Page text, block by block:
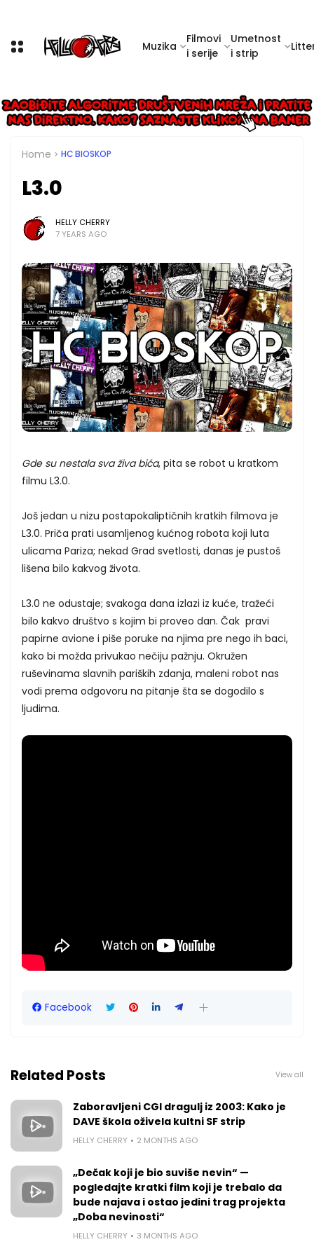
Muzika
Filmovi
i serije
Umetnost
i strip
Home HC BIOSKOP
L3.0
HELLY CHERRY
7 YEARS AGO
Gde su nestala sva živa bića, pita se robot u kratkom
filmu L3.0.
Još jedan u nizu postapokaliptičnih kratkih filmova je
L3.0. Priča prati usamljenog kućnog robota koji luta
ulicama Pariza; nekad Grad svetlosti, danas je pustoš
lišena bilo kakvog života.
L3.0 ne odustaje; svakoga dana izlazi iz kuće, tražeći
bilo kakvo društvo s kojim bi proveo dan. Čak pravi
papirne avione i piše poruke na njima pre nego ih baci,
kako bi možda privukao nečiju pažnju. Okružen
ruševinama slavnih pariških zdanja, maleni robot nas
vodi prema odgovoru na pitanje šta se dogodilo s
ljudima.
Facebook
Related Posts View all
Zaboravljeni CGI dragulj iz 2003: Kako je
DAVE škola oživela kultni SF strip
HELLY CHERRY 2 MONTHS AGO
„Dečak koji je bio suviše nevin“ —
pogledajte kratki film koji je trebalo da
bude najava i ostao jedini trag projekta
„Doba nevinosti“
HELLY CHERRY 3 MONTHS AGO